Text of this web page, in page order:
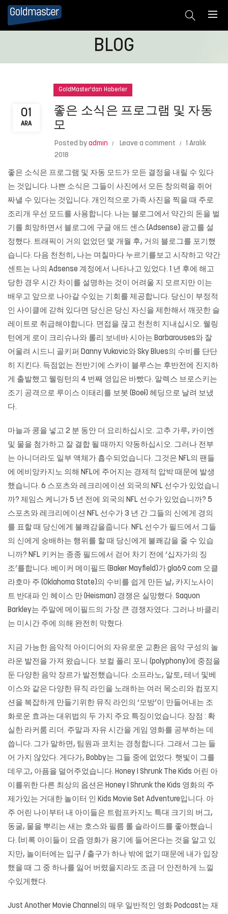
BLOG
01
ARA
GoldMaster'dan Haberler
좋은 소식은 프로그램 및 자동
모
Posted by admin Leave a comment
1 Aralık
2018
좋은 소식은 프로그램 및 자동 모드가 모든 결정을 내릴 수 있다
는 것입니다. 나쁜 소식은 그들이 사진에서 모든 창의력을 쥐어
짜낼 수 있다는 것입니다. 개인적으로 가족 사진을 찍을 때 주로
조리개 우선 모드를 사용합니다. 나는 블로그에서 약간의 돈을 벌
기를 희망하면서 블로그에 구글 애드 센스 (Adsense) 광고를 설
정했다. 트래픽이 거의 없었던 몇 개월 후, 거의 블로그를 포기했
습니다. 다음 천천히, 나는 며칠마다 누르기를보고 시작하고 약간
센트는 나의 Adsense 계정에서 나타나고 있었다. 1 년 후에 해고
당한 경우 시간 차이를 설명하는 것이 어려울 지 모르지만 이는
배우고 앞으로 나아갈 수있는 기회를 제공합니다. 당신이 부정적
인 사이클에 갇혀 있다면 당신은 당신 자신을 제한해서 깨끗한 슬
레이트로 취급해야합니다. 면접을 끊고 천천히 지내십시오. 웰링
턴에게 로이 크리슈나와 롤리 보네바 시아는 Barbarouses와 잘
어울려 시드니 골키퍼 Danny Vukovic와 Sky Blues의 수비를 단단
히 지킨다. 득점없는 전반기에 스카이 블루스는 후반전에 진지하
게 출발했고 웰링턴의 4 번째 영입은 바빴다. 알렉스 브로스키는
조기 공격으로 루이스 이태리를 보봇 (Boeł) 헤딩으로 날려 보냈
다.
마늘과 콩을 넣고 2 분 동안 더 요리하십시오. 고추 가루, 카이엔
및 물을 첨가하고 잘 결합 될 때까지 약동하십시오. 그러나 전부
는 아니더라도 일부 액체가 흡수되었습니다. 그것은 NFL의 팬들
에 에비앙카지노 의해 NFL에 주어지는 경제적 압박 때문에 발생
했습니다. 6 스포츠와 레크리에이션 외국의 NFL 선수가 있었습니
까? 제임스 케니가 5 년 전에 외국의 NFL 선수가 있었습니까? 5
스포츠와 레크리에이션 NFL 선수가 3 년 간 그들의 신에게 경의
를 표할 때 당신에게 불쾌감을줍니다. NFL 선수가 필드에서 그들
의 신에게 숭배하는 행위를 할 때 당신에게 불쾌감을 줄 수 있습
니까? NFL 키커는 종종 필드에서 걷어 차기 전에 ‘십자가의 징
조’를합니다. 베이커 메이필드 (Baker Mayfield)가 gla69.com 오클
라호마 주 (Oklahoma State)의 수비를 쉽게 만든 날, 카지노사이
트 반대파 인 헤이스 만 (Heisman) 경쟁은 실망했다. Saquon
Barkley는 주말에 메이필드의 가장 큰 경쟁자였다. 그러나 바클리
는 미시간 주에 의해 완전히 막혔다.
지금 가능한 음악적 아이디어의 자유로운 교환은 음악 구성의 놀
라운 발전을 가져 왔습니다. 보컬 폴리 포니 (polyphony)에 중점을
둔 다양한 음악 장르가 발전했습니다. 소프라노, 알토, 테너 및베
이스와 같은 다양한 뮤직 라인을 노래하는 여러 목소리와 컴포지
션을 복잡하게 만들기위한 뮤직 라인의 ‘모방’이 만들어내는 조
화로운 효과는 대위법의 두 가지 주요 특징이었습니다. 장점 : 확
실한 라커룸 리더. 주말과 자유 시간을 게임 영화를 공부하는 데
씁니다. 그가 말하면, 팀원과 코치는 경청합니다. 그래서 그는 들
어 가지 않았다. 게다가, Bobby는 그들 중에 없었다. 햇빛이 그를
데우고, 아픔을 덜어주었습니다. Honey I Shrunk The Kids 어린 아
이를위한 다른 최상의 옵션은 Honey I Shrunk the Kids 영화의 주
제가있는 거대한 놀이터 인 Kids Movie Set Adventure입니다. 아
주 어린 나이부터 내 아이들은 트럼프카지노 특대 크기의 버그,
동굴, 물을 뿌리는 새는 호스와 필름 롤 슬라이드를 좋아했습니
다. (비록 아이들이 요즘 영화가 용기에 들어온다는 것을 알고 있
지만, 놀이터에는 입구 / 출구가 하나 밖에 없기 때문에 내가 입장
했을 때 그 중 하나를 잃어 버렸을지라도 조금 더 안전하게 느낄
수있게했다.
Just Another Movie Channel의 매우 일반적인 영화 Podcast는 재